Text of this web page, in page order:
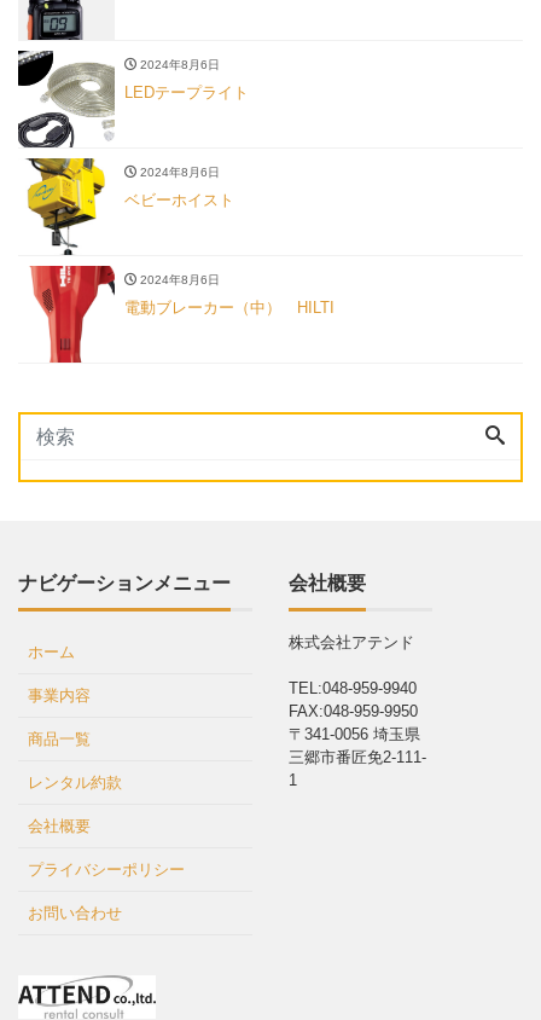
2024年8月6日
LEDテープライト
2024年8月6日
ベビーホイスト
2024年8月6日
電動ブレーカー（中） HILTI
ナビゲーションメニュー
ホーム
事業内容
商品一覧
レンタル約款
会社概要
プライバシーポリシー
お問い合わせ
会社概要
株式会社アテンド
TEL:048-959-9940
FAX:048-959-9950
〒341-0056 埼玉県
三郷市番匠免2-111-
1